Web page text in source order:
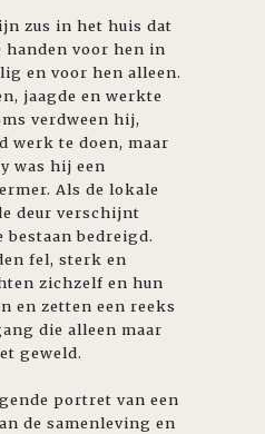
zus in het huis dat
handen voor hen in
en voor hen alleen.
jaagde en werkte
verdween hij,
werk te doen, maar
was hij een
Als de lokale
deur verschijnt
bedreigd.
fel, sterk en
zichzelf en hun
en zetten een reeks
die alleen maar
geweld.
portret van een
de samenleving en